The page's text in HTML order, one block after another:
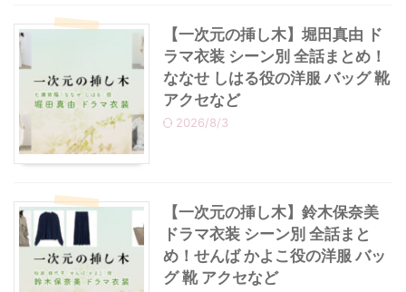
【一次元の挿し木】堀田真由 ド
ラマ衣装 シーン別 全話まとめ！
ななせ しはる役の洋服 バッグ 靴
アクセなど
2026/8/3
【一次元の挿し木】鈴木保奈美
ドラマ衣装 シーン別 全話まと
め！せんば かよこ役の洋服 バッ
グ 靴 アクセなど